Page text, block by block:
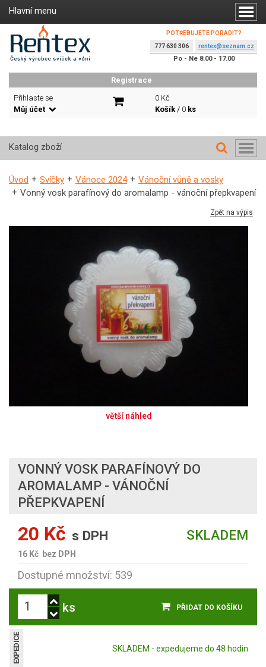
POTŘEBUJETE PORADIT?
777 630 306
rentex@seznam.cz
Po - Ne 8.00 - 17.00
Registrace
Přihlaste se
Můj účet
0 Kč
Košík/ 0 ks
Hlavní menu
Katalog zboží
Úvod Svíčky Vánoce 2024
Vánoční vůně a vosky
Vonný vosk parafínový do aromalamp - vánoční přepkvapení
Zpět na výpis
VONNÝ VOSK PARAFÍNOVÝ DO
AROMALAMP - VÁNOČNÍ
PŘEPKVAPENÍ
SKLADEM
20 Kč s DPH
16 Kč bez DPH
Dostupné množství: 539
ks PŘIDAT DO KOŠÍKU
EXPEDICE SKLADEM - expedujeme do 48 hodin